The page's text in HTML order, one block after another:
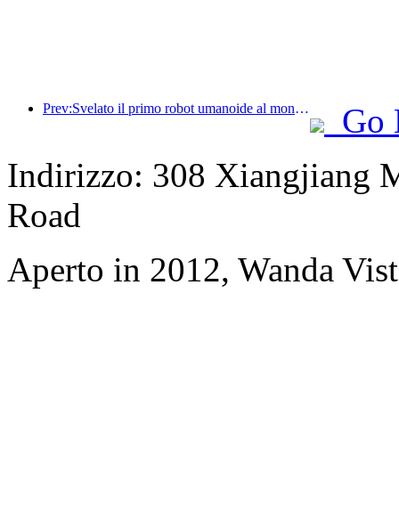
Prev:Svelato il primo robot umanoide al mondo specializzato nei servizi di ristorazione multi-scenario.
Go
Indirizzo: 308 Xiangjiang
Road
Aperto in 2012, Wanda